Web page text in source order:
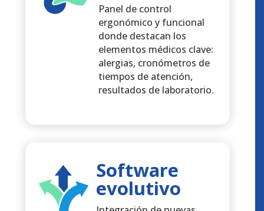
Panel de control
ergonómico y funcional
donde destacan los
elementos médicos clave:
alergias, cronómetros de
tiempos de atención,
resultados de laboratorio.
Software
evolutivo